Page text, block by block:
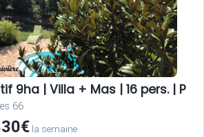
9ha | Villa + Mas | 16 pers. |
66
la semaine